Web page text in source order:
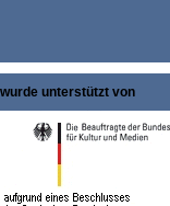
wurde unterstützt von